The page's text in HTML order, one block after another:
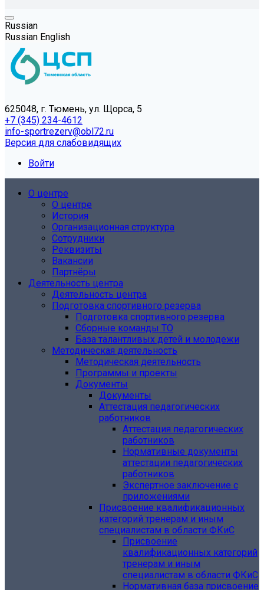
Russian
Russian English
625048, г. Тюмень, ул. Щорса, 5
+7 (345) 234-4612
info-sportrezerv@obl72.ru
Версия для слабовидящих
Войти
О центре
О центре
История
Организационная структура
Сотрудники
Реквизиты
Вакансии
Партнёры
Деятельность центра
Деятельность центра
Подготовка спортивного резерва
Подготовка спортивного резерва
Сборные команды ТО
База талантливых детей и молодежи
Методическая деятельность
Методическая деятельность
Программы и проекты
Документы
Документы
Аттестация педагогических
работников
Аттестация педагогических
работников
Нормативные документы
аттестации педагогических
работников
Экспертное заключение с
приложениями
Присвоение квалификационных
категорий тренерам и иным
специалистам в области ФКиС
Присвоение
квалификационных категорий
тренерам и иным
специалистам в области ФКиС
Нормативная база присвоение